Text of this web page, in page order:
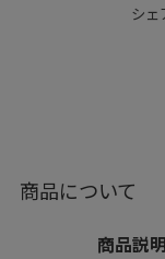
シェ
商品について
商品説明